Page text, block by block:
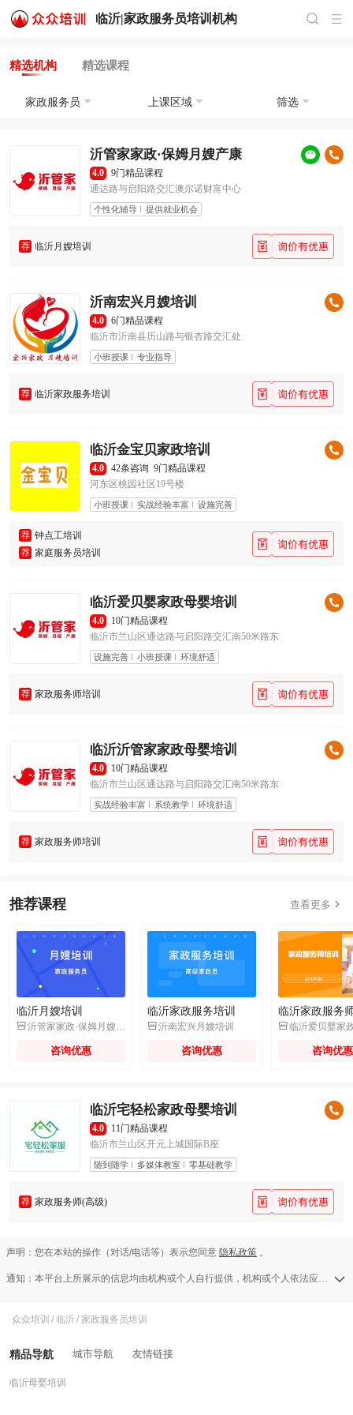
临沂|家政服务员培训 机构
精选机构 精选课程
家政服务员 上课区域 筛选
沂管家家政·保姆月嫂产康
4.0
9门精品课程
通达路与启阳路交汇澳尔诺财富中心
个性化辅导 提供就业机会
荐 临沂月嫂培训
沂南宏兴月嫂培训
4.0
6门精品课程
临沂市沂南县历山路与银杏路交汇处
小班授课 专业指导
荐 临沂家政服务培训
临沂金宝贝家政培训
4.0 42条咨询 9门精品课程
河东区桃园社区19号楼
小班授课 实战经验丰富 设施完善
荐 钟点工培训
荐 家庭服务员培训
临沂爱贝婴家政母婴培训
4.0
10门精品课程
临沂市兰山区通达路与启阳路交汇南50米路东
设施完善 小班授课 环境舒适
荐 家政服务师培训
临沂沂管家家政母婴培训
4.0
10门精品课程
临沂市兰山区通达路与启阳路交汇南50米路东
实战经验丰富 系统教学 环境舒适
荐 家政服务师培训
推荐课程 查看更多 
临沂月嫂培训
 沂管家家政·保姆月嫂产康
咨询优惠
临沂家政服务培训
沂南宏兴月嫂培训
咨询优惠
临沂家政服务

咨询优惠
临沂宅轻松家政母婴培训
4.0
11门精品课程
临沂市兰山区开元上城国际B座
随到随学 多媒体教室 零基础教学
荐 家政服务师(高级)
声明：您在本站的操作（对话/电话等）表示您同意 隐私政策 。
通知：本平台上所展示的信息均由机构或个人自行提供，机构或个人依法应对其提供的任何信息承担全部责任，本平台对此等信息的准确性、完整性、合法性或真实性均不承担任何责任，若发现侵权行为可发送举报邮件至a13583138709@126.com。
众众培训 / 临沂/ 家政服务员培训
精品导航 城市导航 友情链接
临沂母婴培训